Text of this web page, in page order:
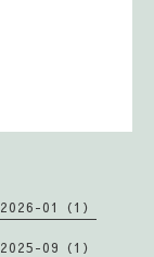
2026-01（1）
2025-09（1）